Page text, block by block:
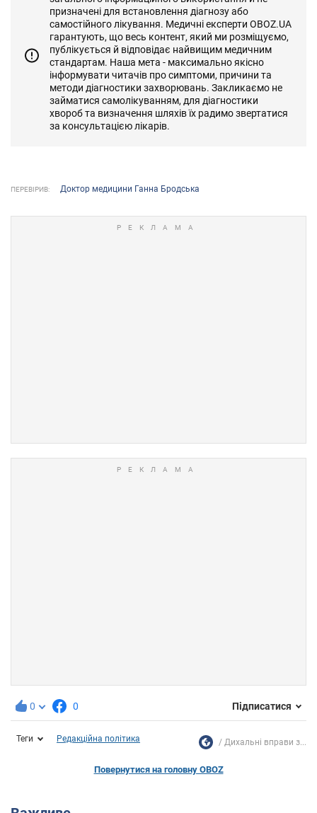
призначені для встановлення діагнозу або
самостійного лікування. Медичні експерти OBOZ.UA
гарантують, що весь контент, який ми розміщуємо,
публікується й відповідає найвищим медичним
стандартам. Наша мета - максимально якісно
інформувати читачів про симптоми, причини та
методи діагностики захворювань. Закликаємо не
займатися самолікуванням, для діагностики
хвороб та визначення шляхів їх радимо звертатися
за консультацією лікарів.
ПЕРЕВІРИВ: Доктор медицини Ганна Бродська
0 0 Підписатися
Теги Редакційна політика Дихальні вправи з...
Повернутися на головну OBOZ